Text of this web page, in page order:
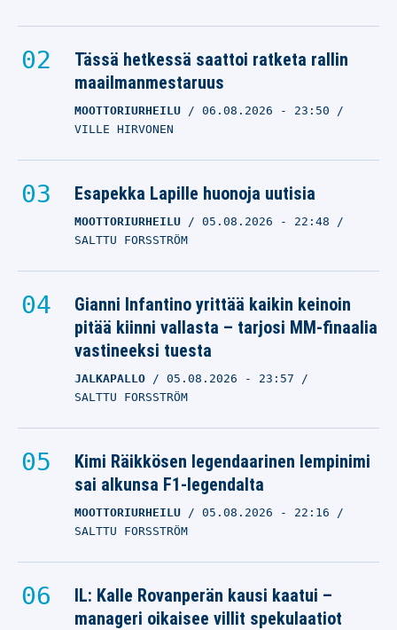
Tässä hetkessä saattoi ratketa rallin
maailmanmestaruus
MOOTTORIURHEILU 06.08.2026 - 23:50
VILLE HIRVONEN
Esapekka Lapille huonoja uutisia
MOOTTORIURHEILU 05.08.2026 - 22:48
SALTTU FORSSTRÖM
Gianni Infantino yrittää kaikin keinoin
pitää kiinni vallasta – tarjosi MM-finaalia
vastineeksi tuesta
JALKAPALLO 05.08.2026 - 23:57
SALTTU FORSSTRÖM
Kimi Räikkösen legendaarinen lempinimi
sai alkunsa F1-legendalta
MOOTTORIURHEILU 05.08.2026 - 22:16
SALTTU FORSSTRÖM
IL: Kalle Rovanperän kausi kaatui –
manageri oikaisee villit spekulaatiot